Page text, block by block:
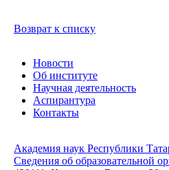
Возврат к списку
Новости
Об институте
Научная деятельность
Аспирантура
Контакты
Академия наук Республики
Сведения об образовательной